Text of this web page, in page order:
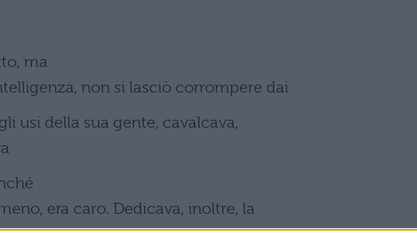
ma
non si lasciò corrompere dai
usi della sua gente, cavalcava,
era caro. Dedicava, inoltre, la